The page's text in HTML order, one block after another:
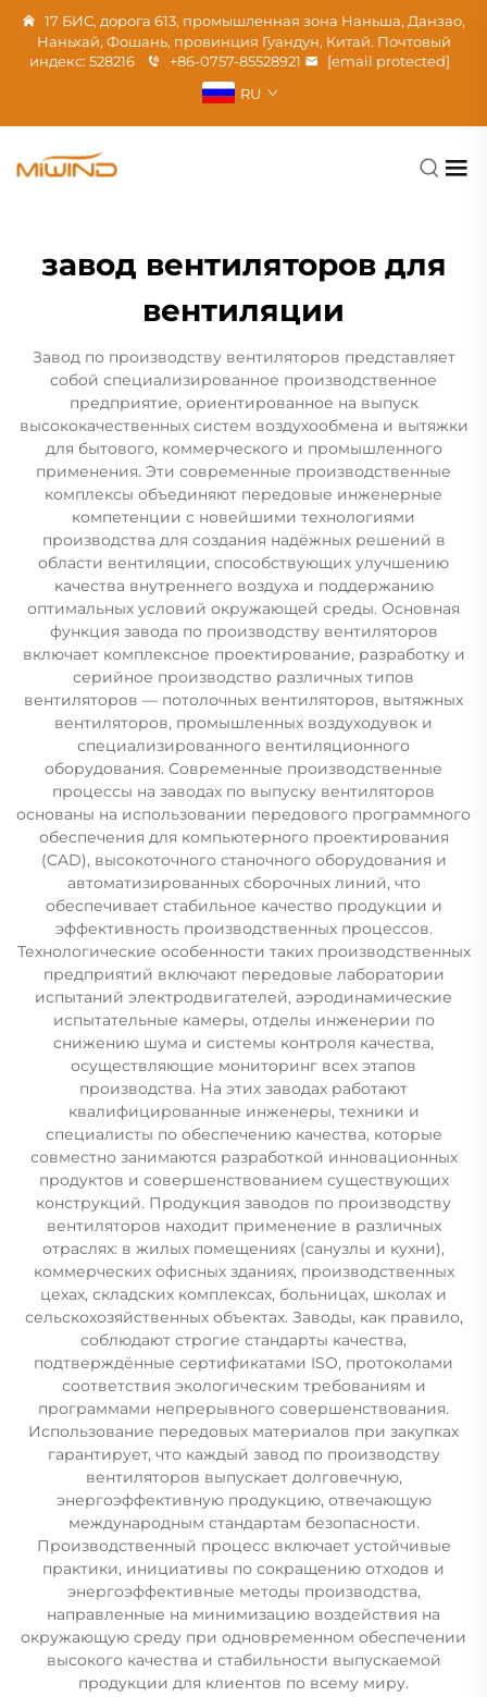
17 БИС, дорога 613, промышленная зона Наньша, Данзао,
Наньхай, Фошань, провинция Гуандун, Китай. Почтовый
индекс: 528216
+86-0757-85528921
[email protected]
RU
завод вентиляторов для
вентиляции
Завод по производству вентиляторов представляет
собой специализированное производственное
предприятие, ориентированное на выпуск
высококачественных систем воздухообмена и вытяжки
для бытового, коммерческого и промышленного
применения. Эти современные производственные
комплексы объединяют передовые инженерные
компетенции с новейшими технологиями
производства для создания надёжных решений в
области вентиляции, способствующих улучшению
качества внутреннего воздуха и поддержанию
оптимальных условий окружающей среды. Основная
функция завода по производству вентиляторов
включает комплексное проектирование, разработку и
серийное производство различных типов
вентиляторов — потолочных вентиляторов, вытяжных
вентиляторов, промышленных воздуходувок и
специализированного вентиляционного
оборудования. Современные производственные
процессы на заводах по выпуску вентиляторов
основаны на использовании передового программного
обеспечения для компьютерного проектирования
(CAD), высокоточного станочного оборудования и
автоматизированных сборочных линий, что
обеспечивает стабильное качество продукции и
эффективность производственных процессов.
Технологические особенности таких производственных
предприятий включают передовые лаборатории
испытаний электродвигателей, аэродинамические
испытательные камеры, отделы инженерии по
снижению шума и системы контроля качества,
осуществляющие мониторинг всех этапов
производства. На этих заводах работают
квалифицированные инженеры, техники и
специалисты по обеспечению качества, которые
совместно занимаются разработкой инновационных
продуктов и совершенствованием существующих
конструкций. Продукция заводов по производству
вентиляторов находит применение в различных
отраслях: в жилых помещениях (санузлы и кухни),
коммерческих офисных зданиях, производственных
цехах, складских комплексах, больницах, школах и
сельскохозяйственных объектах. Заводы, как правило,
соблюдают строгие стандарты качества,
подтверждённые сертификатами ISO, протоколами
соответствия экологическим требованиям и
программами непрерывного совершенствования.
Использование передовых материалов при закупках
гарантирует, что каждый завод по производству
вентиляторов выпускает долговечную,
энергоэффективную продукцию, отвечающую
международным стандартам безопасности.
Производственный процесс включает устойчивые
практики, инициативы по сокращению отходов и
энергоэффективные методы производства,
направленные на минимизацию воздействия на
окружающую среду при одновременном обеспечении
высокого качества и стабильности выпускаемой
продукции для клиентов по всему миру.